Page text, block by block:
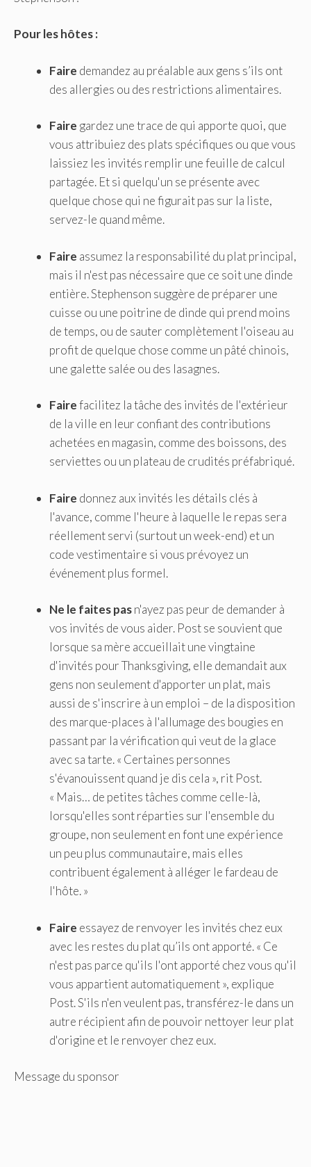
Pour les hôtes :
Faire demandez au préalable aux gens s’ils ont
des allergies ou des restrictions alimentaires.
Faire gardez une trace de qui apporte quoi, que
vous attribuiez des plats spécifiques ou que vous
laissiez les invités remplir une feuille de calcul
partagée. Et si quelqu'un se présente avec
quelque chose qui ne figurait pas sur la liste,
servez-le quand même.
Faire assumez la responsabilité du plat principal,
mais il n'est pas nécessaire que ce soit une dinde
entière. Stephenson suggère de préparer une
cuisse ou une poitrine de dinde qui prend moins
de temps, ou de sauter complètement l'oiseau au
profit de quelque chose comme un pâté chinois,
une galette salée ou des lasagnes.
Fairefacilitez la tâche des invités de l'extérieur
de la ville en leur confiant des contributions
achetées en magasin, comme des boissons, des
serviettes ou un plateau de crudités préfabriqué.
Faire donnez aux invités les détails clés à
l'avance, comme l'heure à laquelle le repas sera
réellement servi (surtout un week-end) et un
code vestimentaire si vous prévoyez un
événement plus formel.
Ne le faites pasn'ayez pas peur de demander à
vos invités de vous aider. Post se souvient que
lorsque sa mère accueillait une vingtaine
d'invités pour Thanksgiving, elle demandait aux
gens non seulement d'apporter un plat, mais
aussi de s'inscrire à un emploi – de la disposition
des marque-places à l'allumage des bougies en
passant par la vérification qui veut de la glace
avec sa tarte. « Certaines personnes
s'évanouissent quand je dis cela », rit Post.
« Mais… de petites tâches comme celle-là,
lorsqu'elles sont réparties sur l'ensemble du
groupe, non seulement en font une expérience
un peu plus communautaire, mais elles
contribuent également à alléger le fardeau de
l'hôte. »
Faire essayez de renvoyer les invités chez eux
avec les restes du plat qu’ils ont apporté. « Ce
n'est pas parce qu'ils l'ont apporté chez vous qu'il
vous appartient automatiquement », explique
Post. S'ils n'en veulent pas, transférez-le dans un
autre récipient afin de pouvoir nettoyer leur plat
d'origine et le renvoyer chez eux.
Message du sponsor